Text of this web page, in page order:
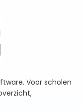
Voor scholen